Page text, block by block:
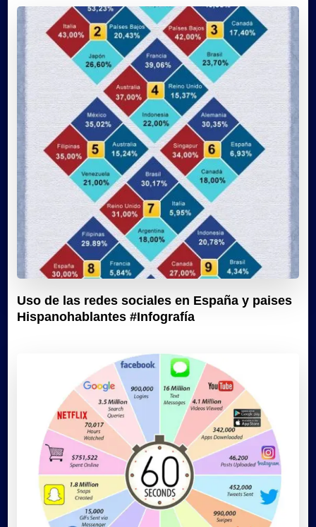
Uso de las redes sociales en España y paises
Hispanohablantes #Infografía